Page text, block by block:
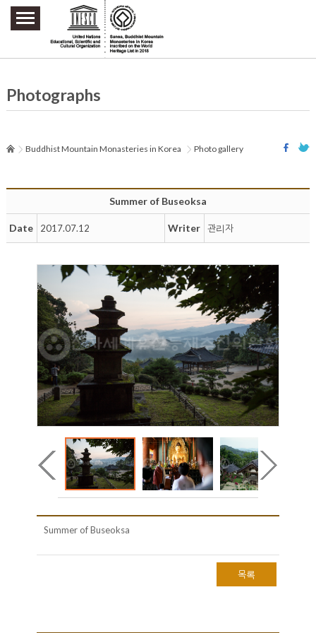
주요메뉴 바로가기
본문 바로가기
하단메뉴 바로가기
Photographs
Buddhist Mountain Monasteries in Korea Photo gallery
Summer of Buseoksa
Date 2017.07.12 Writer 관리자
Summer of Buseoksa
목록